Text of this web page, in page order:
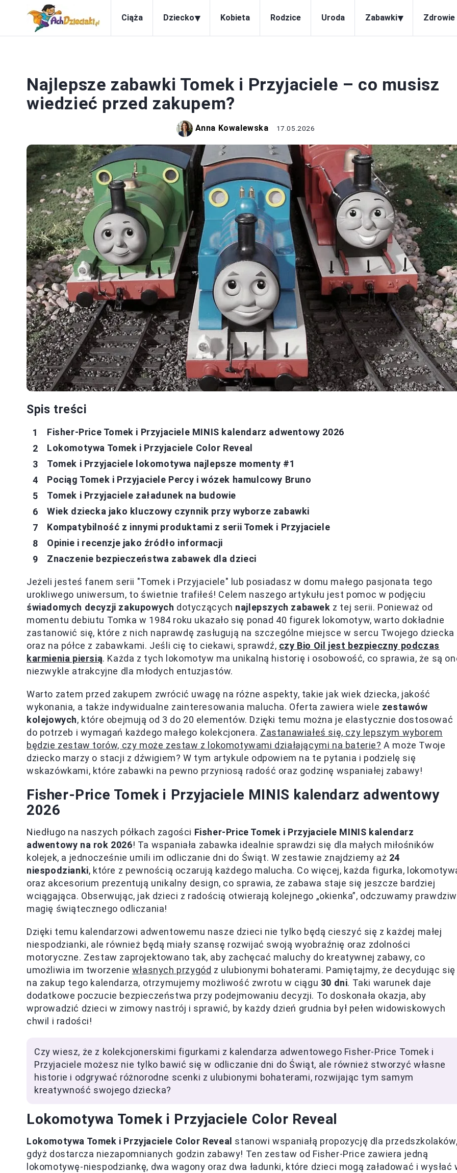
Ciąża Dziecko▾ Kobieta Rodzice Uroda Zabawki▾ Zdrowie
Najlepsze zabawki Tomek i Przyjaciele – co musisz
wiedzieć przed zakupem?
Anna Kowalewska 17.05.2026
Spis treści
Fisher-Price Tomek i Przyjaciele MINIS kalendarz adwentowy 2026
Lokomotywa Tomek i Przyjaciele Color Reveal
Tomek i Przyjaciele lokomotywa najlepsze momenty #1
Pociąg Tomek i Przyjaciele Percy i wózek hamulcowy Bruno
Tomek i Przyjaciele załadunek na budowie
Wiek dziecka jako kluczowy czynnik przy wyborze zabawki
Kompatybilność z innymi produktami z serii Tomek i Przyjaciele
Opinie i recenzje jako źródło informacji
Znaczenie bezpieczeństwa zabawek dla dzieci
Jeżeli jesteś fanem serii "Tomek i Przyjaciele" lub posiadasz w domu małego pasjonata tego
urokliwego uniwersum, to świetnie trafiłeś! Celem naszego artykułu jest pomoc w podjęciu
świadomych decyzji zakupowych dotyczących najlepszych zabawek z tej serii. Ponieważ od
momentu debiutu Tomka w 1984 roku ukazało się ponad 40 figurek lokomotyw, warto dokładnie
zastanowić się, które z nich naprawdę zasługują na szczególne miejsce w sercu Twojego dziecka
oraz na półce z zabawkami. Jeśli cię to ciekawi, sprawdź, czy Bio Oil jest bezpieczny podczas
karmienia piersią. Każda z tych lokomotyw ma unikalną historię i osobowość, co sprawia, że są
niezwykle atrakcyjne dla młodych entuzjastów.
Warto zatem przed zakupem zwrócić uwagę na różne aspekty, takie jak wiek dziecka, jakość
wykonania, a także indywidualne zainteresowania malucha. Oferta zawiera wiele zestawów
kolejowych, które obejmują od 3 do 20 elementów. Dzięki temu można je elastycznie dostosować
do potrzeb i wymagań każdego małego kolekcjonera. Zastanawiałeś się, czy lepszym wyborem
będzie zestaw torów, czy może zestaw z lokomotywami działającymi na baterie? A może Twoje
dziecko marzy o stacji z dźwigiem? W tym artykule odpowiem na te pytania i podzielę się
wskazówkami, które zabawki na pewno przyniosą radość oraz godzinę wspaniałej zabawy!
Fisher-Price Tomek i Przyjaciele MINIS kalendarz adwentowy
2026
Niedługo na naszych półkach zagości Fisher-Price Tomek i Przyjaciele MINIS kalendarz
adwentowy na rok 2026! Ta wspaniała zabawka idealnie sprawdzi się dla małych miłośników
kolejek, a jednocześnie umili im odliczanie dni do Świąt. W zestawie znajdziemy aż 24
niespodzianki, które z pewnością oczarują każdego malucha. Co więcej, każda figurka,
oraz akcesorium prezentują unikalny design, co sprawia, że zabawa staje się jeszcze bardziej
wciągająca. Obserwując, jak dzieci z radością otwierają kolejnego „okienka”, odczuwamy
magię świątecznego odliczania!
Dzięki temu kalendarzowi adwentowemu nasze dzieci nie tylko będą cieszyć się z każdej małej
niespodzianki, ale również będą miały szansę rozwijać swoją wyobraźnię oraz zdolności
motoryczne. Zestaw zaprojektowano tak, aby zachęcać maluchy do kreatywnej zabawy, co
umożliwia im tworzenie własnych przygód z ulubionymi bohaterami. Pamiętajmy, że decydując się
na zakup tego kalendarza, otrzymujemy możliwość zwrotu w ciągu 30 dni. Taki warunek daje
dodatkowe poczucie bezpieczeństwa przy podejmowaniu decyzji. To doskonała okazja, aby
wprowadzić dzieci w zimowy nastrój i sprawić, by każdy dzień grudnia był pełen widowiskowych
chwil i radości!
Czy wiesz, że z kolekcjonerskimi figurkami z kalendarza adwentowego Fisher-Price Tomek i
Przyjaciele możesz nie tylko bawić się w odliczanie dni do Świąt, ale również stworzyć własne
historie i odgrywać różnorodne scenki z ulubionymi bohaterami, rozwijając tym samym
kreatywność swojego dziecka?
Lokomotywa Tomek i Przyjaciele Color Reveal
Lokomotywa Tomek i Przyjaciele Color Reveal stanowi wspaniałą propozycję dla
gdyż dostarcza niezapomnianych godzin zabawy! Ten zestaw od Fisher-Price zawiera jedną
lokomotywę-niespodziankę, dwa wagony oraz dwa ładunki, które dzieci mogą załadować i wysłać